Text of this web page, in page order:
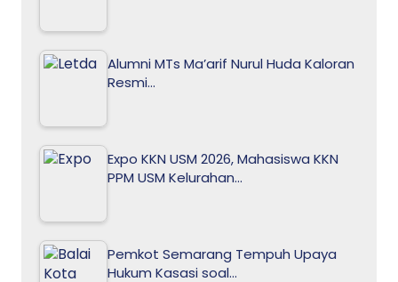
Alumni MTs Ma’arif Nurul Huda Kaloran
Resmi…
Expo KKN USM 2026, Mahasiswa KKN
PPM USM Kelurahan…
Pemkot Semarang Tempuh Upaya
Hukum Kasasi soal…